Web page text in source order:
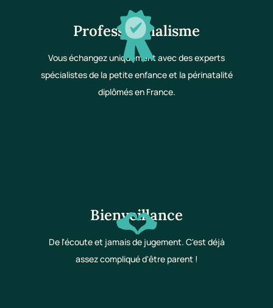
Professionnalisme
Vous échangez uniquement avec des experts
spécialistes de la petite enfance et la périnatalité
diplômés en France.
Bienveillance
De l'écoute et jamais de jugement. C'est déjà
assez compliqué d'être parent !